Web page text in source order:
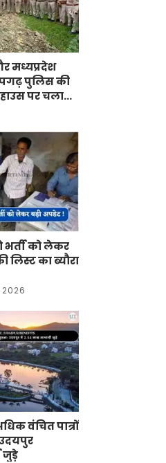
मध्यप्रदेश
पुलिस की
पर चला
भर्ती को लेकर
लिस्ट का ब्यौरा
वंचित पात्रों
उदयपुर
जुड़े